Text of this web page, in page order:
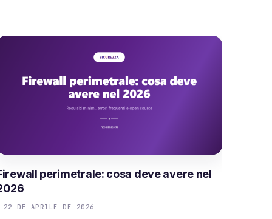
perimetrale: cosa deve avere nel
22 DE APRILE DE 2026